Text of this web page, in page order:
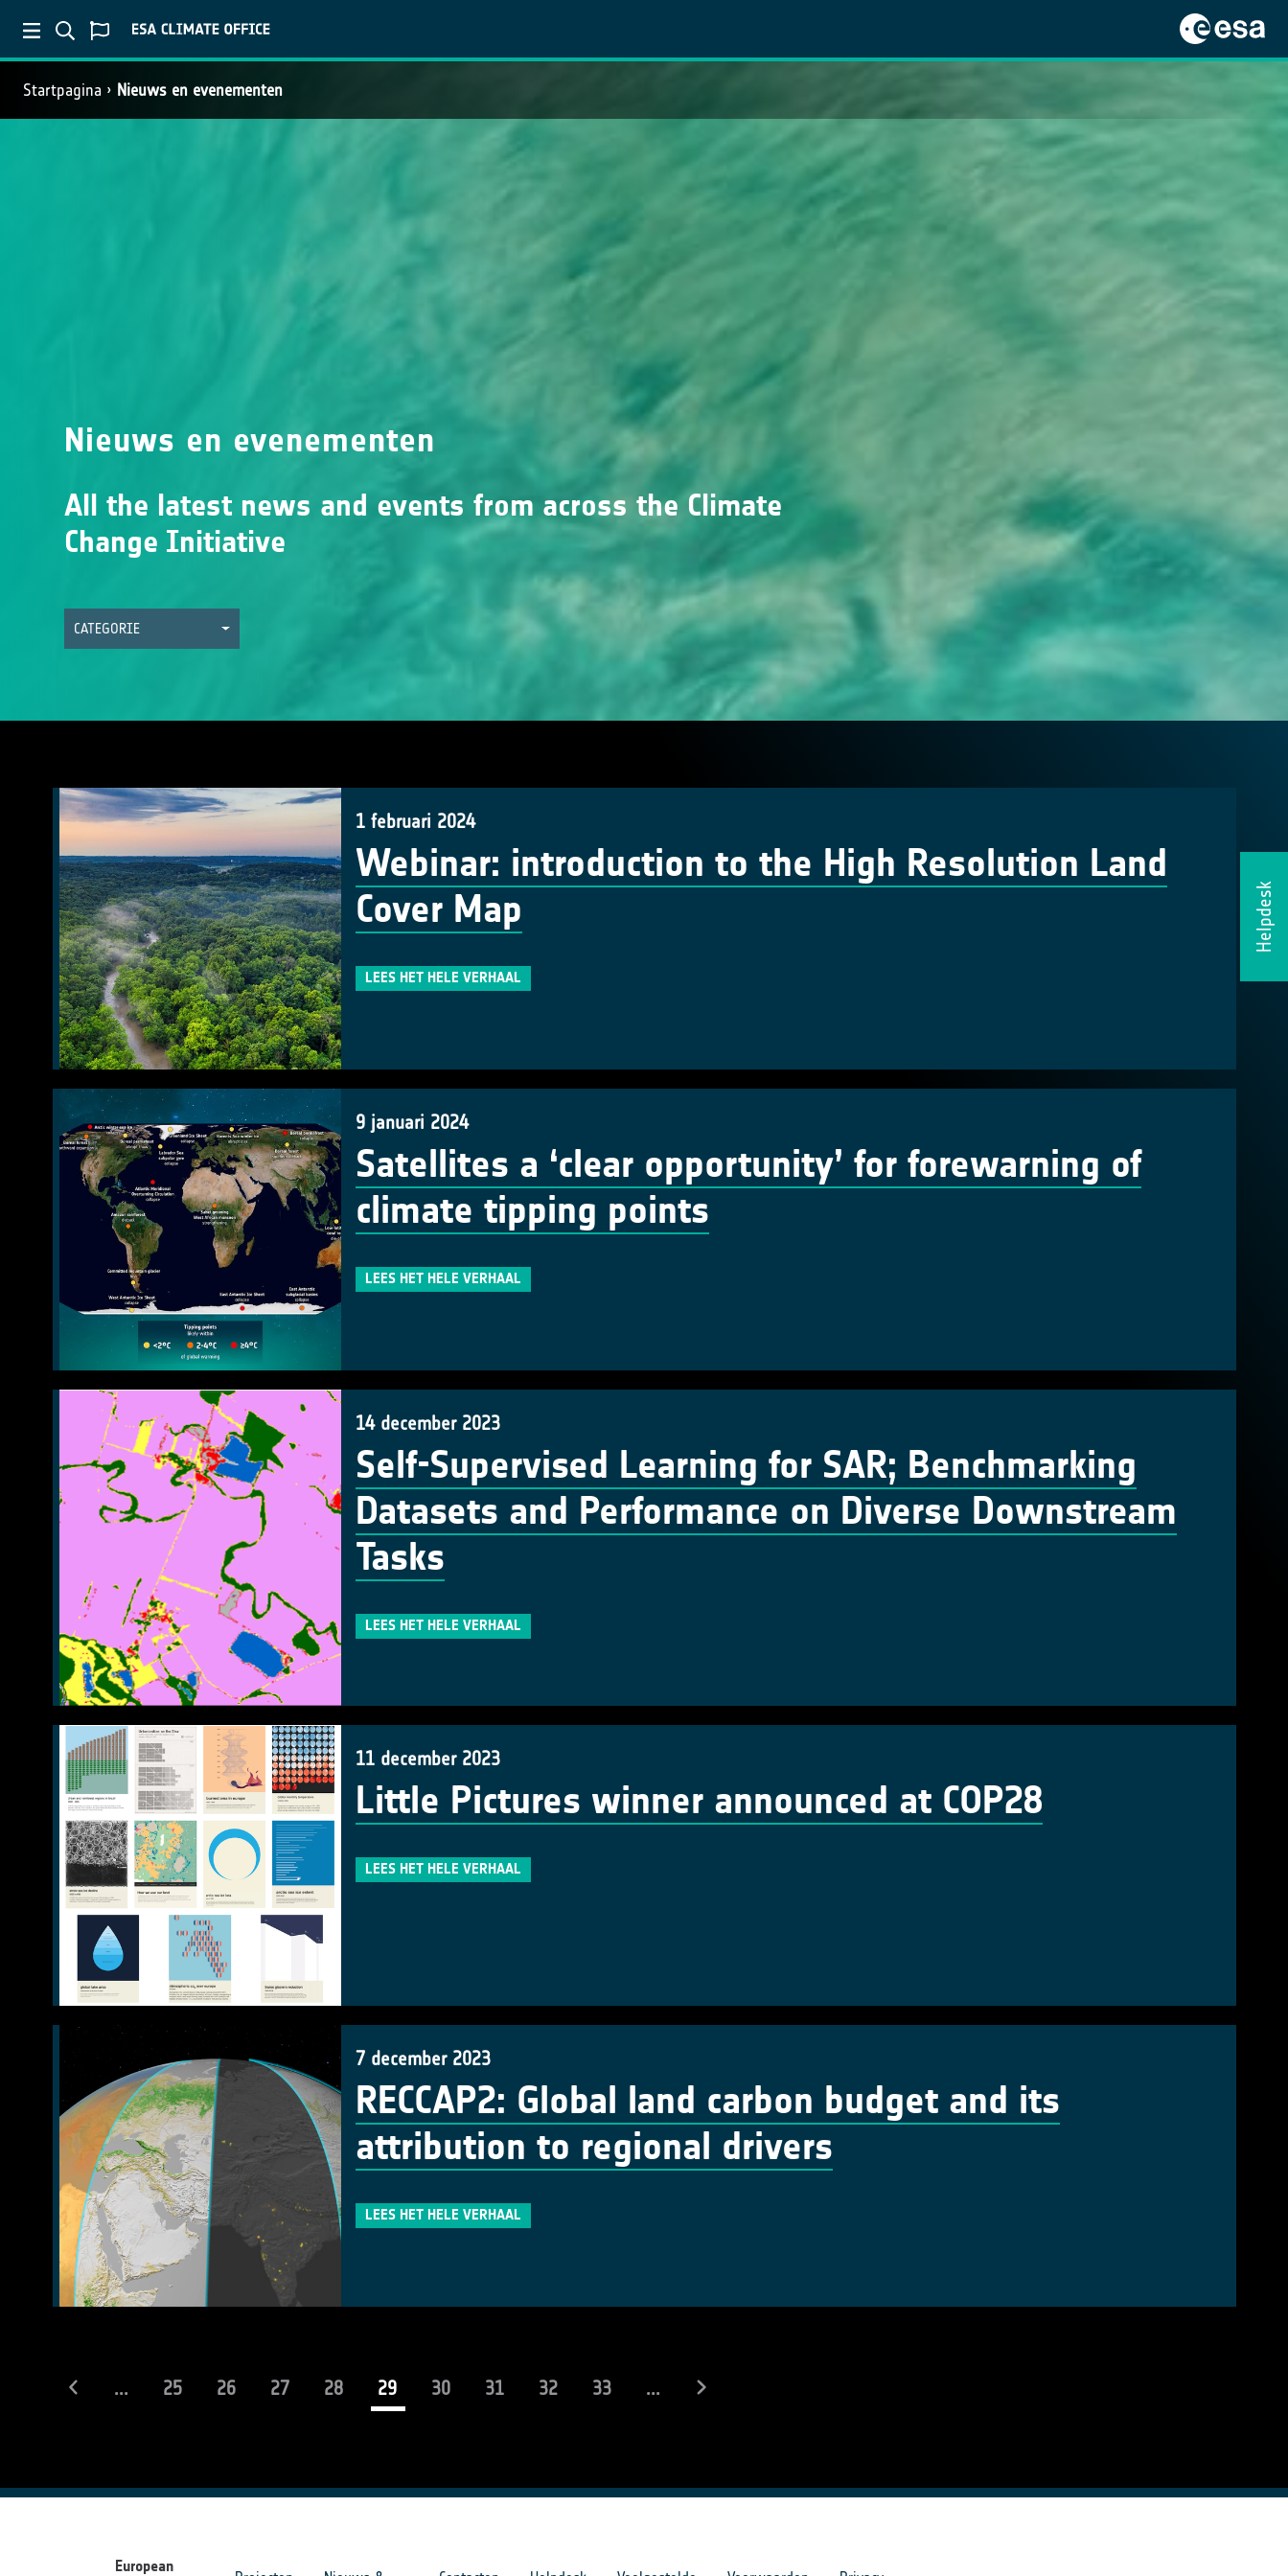
Startpagina Nieuws en evenementen
Helpdesk
Nieuws en evenementen
All the latest news and events from across the Climate
Change Initiative
CATEGORIE
1 februari 2024
Webinar: introduction to the High Resolution Land
Cover Map
LEES HET HELE VERHAAL
9 januari 2024
Satellites a ‘clear opportunity’ for forewarning of
climate tipping points
LEES HET HELE VERHAAL
14 december 2023
Self-Supervised Learning for SAR; Benchmarking
Datasets and Performance on Diverse Downstream
Tasks
LEES HET HELE VERHAAL
11 december 2023
Little Pictures winner announced at COP28
LEES HET HELE VERHAAL
7 december 2023
RECCAP2: Global land carbon budget and its
attribution to regional drivers
LEES HET HELE VERHAAL
... 25 26 27 28 29(current)
30 31 32 33 ...
European